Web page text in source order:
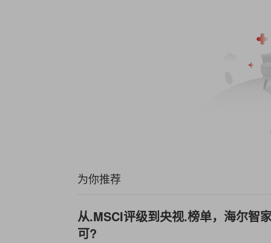
为你推荐
从.MSCI评级到央视.榜单，海尔智
可?